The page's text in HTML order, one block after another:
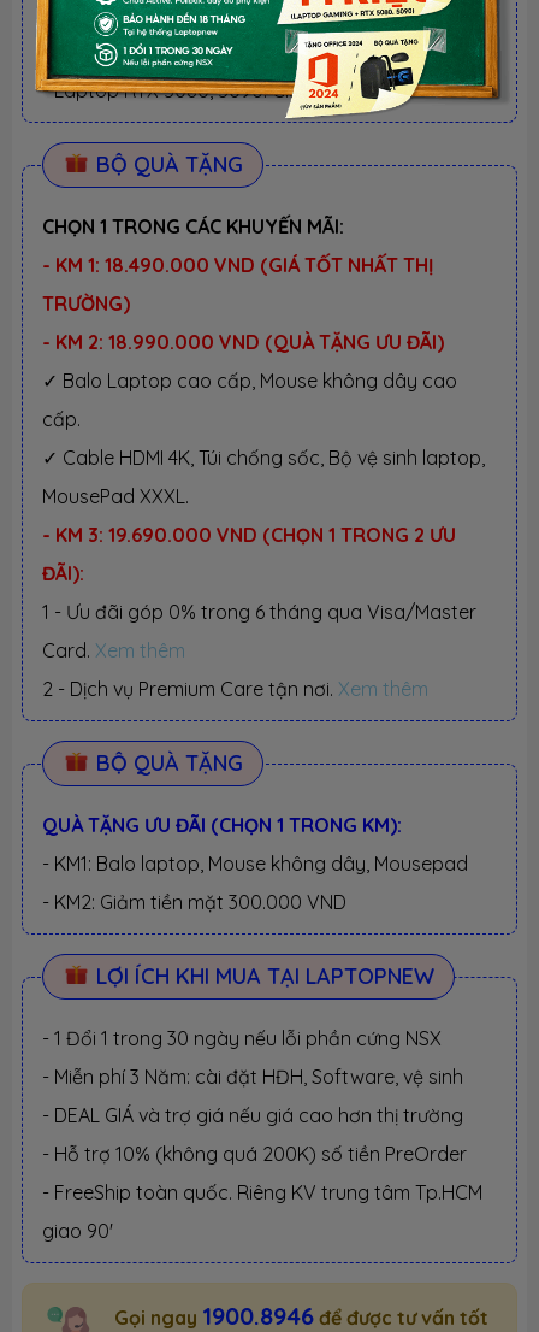
- Laptop văn phòng. Giảm TM 300K
- Laptop Business. Giảm TM 500K
- Laptop RTX 5080, 5090: Giảm TM 1 TRIỆU
BỘ QUÀ TẶNG
CHỌN 1 TRONG CÁC KHUYẾN MÃI:
- KM 1: 18.490.000 VND (GIÁ TỐT NHẤT THỊ
TRƯỜNG)
- KM 2: 18.990.000 VND (QUÀ TẶNG ƯU ĐÃI)
✓ Balo Laptop cao cấp, Mouse không dây cao
cấp.
✓ Cable HDMI 4K, Túi chống sốc, Bộ vệ sinh laptop,
MousePad XXXL.
- KM 3: 19.690.000 VND (CHỌN 1 TRONG 2 ƯU
ĐÃI):
1 - Ưu đãi góp 0% trong 6 tháng qua Visa/Master
Card. Xem thêm
2 - Dịch vụ Premium Care tận nơi. Xem thêm
BỘ QUÀ TẶNG
QUÀ TẶNG ƯU ĐÃI (CHỌN 1 TRONG KM):
- KM1: Balo laptop, Mouse không dây, Mousepad
- KM2: Giảm tiền mặt 300.000 VND
LỢI ÍCH KHI MUA TẠI LAPTOPNEW
- 1 Đổi 1 trong 30 ngày nếu lỗi phần cứng NSX
- Miễn phí 3 Năm: cài đặt HĐH, Software, vệ sinh
- DEAL GIÁ và trợ giá nếu giá cao hơn thị trường
- Hỗ trợ 10% (không quá 200K) số tiền PreOrder
- FreeShip toàn quốc. Riêng KV trung tâm Tp.HCM
giao 90'
Gọi ngay 1900.8946 để được tư vấn tốt